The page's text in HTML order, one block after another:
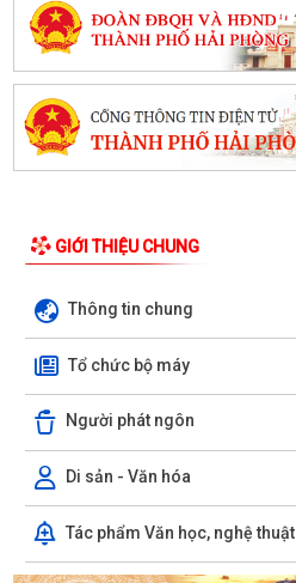
GIỚI THIỆU CHUNG
Thông tin chung
Tổ chức bộ máy
Người phát ngôn
Di sản - Văn hóa
Tác phẩm Văn học, nghệ thuật